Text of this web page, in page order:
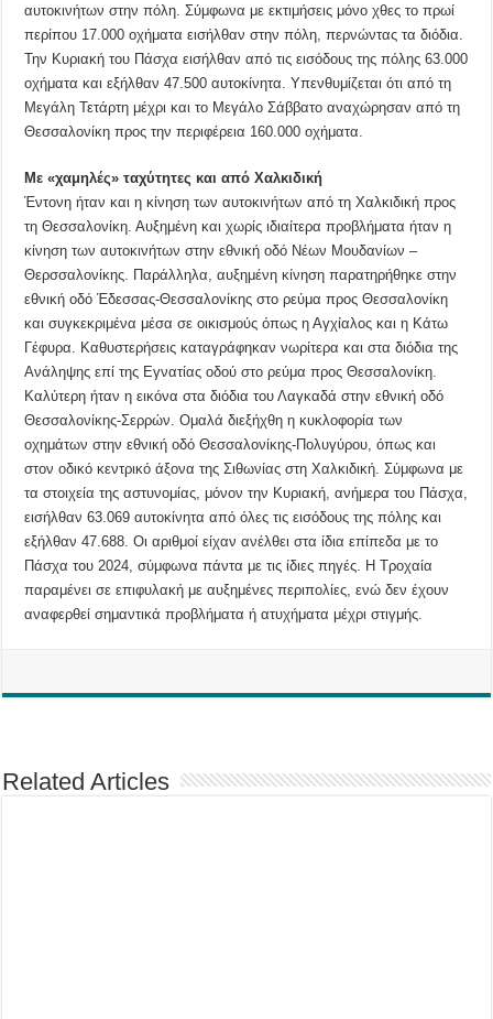
αυτοκινήτων στην πόλη. Σύμφωνα με εκτιμήσεις μόνο χθες το πρωί
περίπου 17.000 οχήματα εισήλθαν στην πόλη, περνώντας τα διόδια.
Την Κυριακή του Πάσχα εισήλθαν από τις εισόδους της πόλης 63.000
οχήματα και εξήλθαν 47.500 αυτοκίνητα. Υπενθυμίζεται ότι από τη
Μεγάλη Τετάρτη μέχρι και το Μεγάλο Σάββατο αναχώρησαν από τη
Θεσσαλονίκη προς την περιφέρεια 160.000 οχήματα.
Με «χαμηλές» ταχύτητες και από Χαλκιδική
Έντονη ήταν και η κίνηση των αυτοκινήτων από τη Χαλκιδική προς
τη Θεσσαλονίκη. Αυξημένη και χωρίς ιδιαίτερα προβλήματα ήταν η
κίνηση των αυτοκινήτων στην εθνική οδό Νέων Μουδανίων –
Θερσσαλονίκης. Παράλληλα, αυξημένη κίνηση παρατηρήθηκε στην
εθνική οδό Έδεσσας-Θεσσαλονίκης στο ρεύμα προς Θεσσαλονίκη
και συγκεκριμένα μέσα σε οικισμούς όπως η Αγχίαλος και η Κάτω
Γέφυρα. Καθυστερήσεις καταγράφηκαν νωρίτερα και στα διόδια της
Ανάληψης επί της Εγνατίας οδού στο ρεύμα προς Θεσσαλονίκη.
Καλύτερη ήταν η εικόνα στα διόδια του Λαγκαδά στην εθνική οδό
Θεσσαλονίκης-Σερρών. Ομαλά διεξήχθη η κυκλοφορία των
οχημάτων στην εθνική οδό Θεσσαλονίκης-Πολυγύρου, όπως και
στον οδικό κεντρικό άξονα της Σιθωνίας στη Χαλκιδική. Σύμφωνα με
τα στοιχεία της αστυνομίας, μόνον την Κυριακή, ανήμερα του Πάσχα,
εισήλθαν 63.069 αυτοκίνητα από όλες τις εισόδους της πόλης και
εξήλθαν 47.688. Οι αριθμοί είχαν ανέλθει στα ίδια επίπεδα με το
Πάσχα του 2024, σύμφωνα πάντα με τις ίδιες πηγές. Η Τροχαία
παραμένει σε επιφυλακή με αυξημένες περιπολίες, ενώ δεν έχουν
αναφερθεί σημαντικά προβλήματα ή ατυχήματα μέχρι στιγμής.
Related Articles